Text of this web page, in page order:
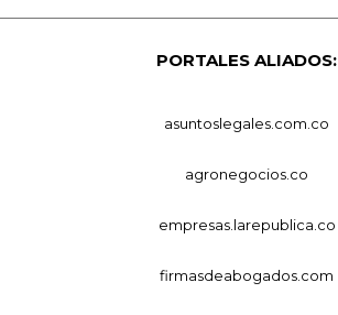
PORTALES ALIADOS:
asuntoslegales.com.co
agronegocios.co
empresas.larepublica.co
firmasdeabogados.com